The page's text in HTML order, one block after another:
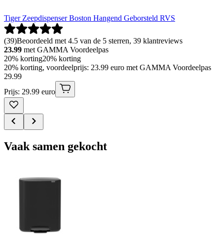
Tiger Zeepdispenser Boston Hangend Geborsteld RVS
(39)Beoordeeld met 4.5 van de 5 sterren, 39 klantreviews
23.99 met GAMMA Voordeelpas
20% korting20% korting
20% korting, voordeelprijs: 23.99 euro met GAMMA Voordeelpas
29.99
Prijs: 29.99 euro
Vaak samen gekocht